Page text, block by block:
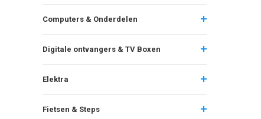
Computers & Onderdelen
Digitale ontvangers & TV Boxen
Elektra
Fietsen & Steps